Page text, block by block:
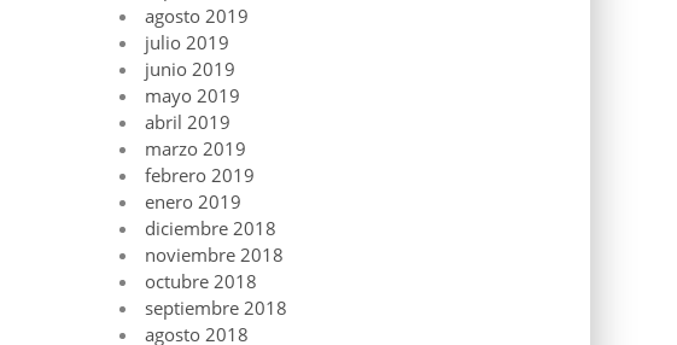
agosto 2019
julio 2019
junio 2019
mayo 2019
abril 2019
marzo 2019
febrero 2019
enero 2019
diciembre 2018
noviembre 2018
octubre 2018
septiembre 2018
agosto 2018